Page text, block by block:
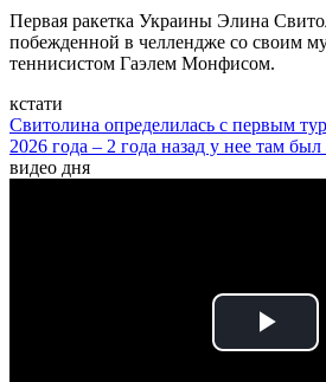
Первая ракетка Украины Элина
побежденной в челлендже со своим
теннисистом Гаэлем Монфисом.
кстати
Свитолина определилась с первым
2026 года – 2 года назад у нее там
видео дня
Play